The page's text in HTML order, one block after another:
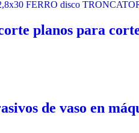
planos para
de vaso en